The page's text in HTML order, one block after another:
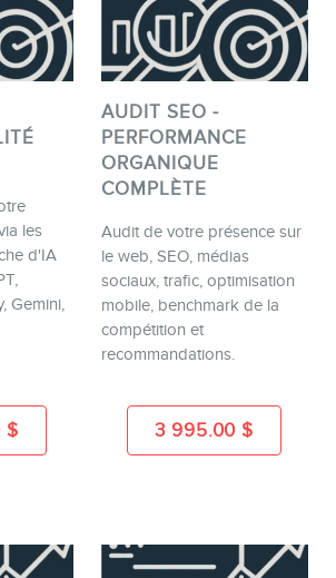
Ebooks
BLOGUE
les
d'IA
Gemini,
$
AUDIT SEO -
PERFORMANCE
ORGANIQUE
COMPLÈTE
Audit de votre présence sur
le web, SEO, médias
sociaux, trafic, optimisation
mobile, benchmark de la
compétition et
recommandations.
3 995.00 $